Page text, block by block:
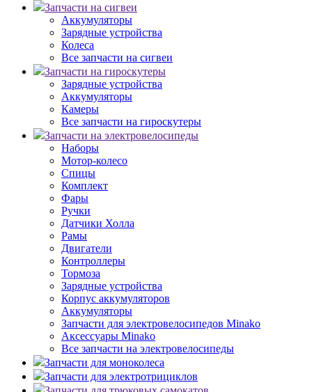
Запчасти на сигвеи
Аккумуляторы
Зарядные устройства
Колеса
Все запчасти на сигвеи
Запчасти на гироскутеры
Зарядные устройства
Аккумуляторы
Камеры
Все запчасти на гироскутеры
Запчасти на электровелосипеды
Наборы
Мотор-колесо
Спицы
Комплект
Фары
Ручки
Датчики Холла
Рамы
Двигатели
Контроллеры
Тормоза
Зарядные устройства
Корпус аккумуляторов
Аккумуляторы
Запчасти для электровелосипедов Minako
Аксессуары Minako
Все запчасти на электровелосипеды
Запчасти для моноколеса
Запчасти для электротрициклов